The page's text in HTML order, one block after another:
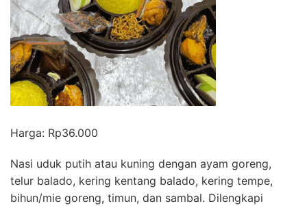
Harga: Rp36.000
Nasi uduk putih atau kuning dengan ayam goreng,
telur balado, kering kentang balado, kering tempe,
bihun/mie goreng, timun, dan sambal. Dilengkapi